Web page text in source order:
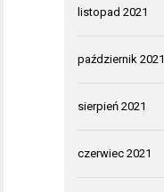
listopad 2021
październik 2021
sierpień 2021
czerwiec 2021